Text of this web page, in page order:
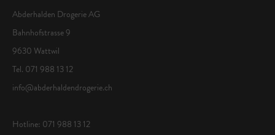
Abderhalden Drogerie AG
Bahnhofstrasse 9
9630 Wattwil
Tel. 071 988 13 12
info@abderhaldendrogerie.ch
Hotline: 071 988 13 12